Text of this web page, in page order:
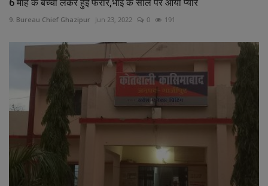
6 माह के बच्चा लेकर हुई फरार,भाई के साले पर आया प्यार
9. Bureau Chief Ghazipur Jun 23, 2022 0 191